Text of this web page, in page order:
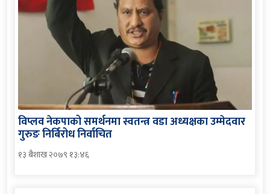
विप्लव नेकपाको समर्थनमा स्वतन्त्र वडा अध्यक्षका उम्मेदवार
गुरुङ निर्बिरोध निर्वाचित
१३ बैशाख २०७९ १३:४६